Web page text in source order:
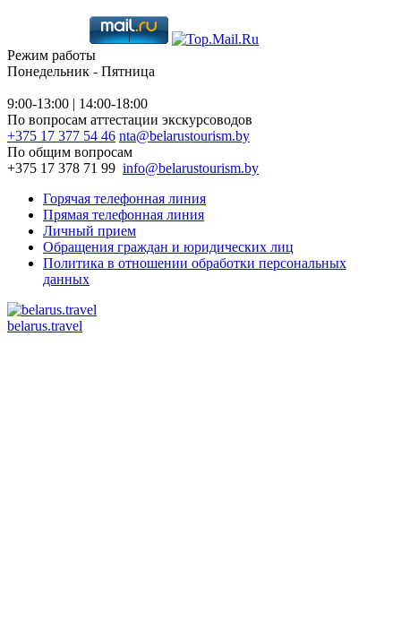
Режим работы
Понедельник - Пятница
9:00-13:00 | 14:00-18:00
По вопросам аттестации экскурсоводов
+375 17 377 54 46 nta@belarustourism.by
По общим вопросам
+375 17 378 71 99 info@belarustourism.by
Горячая телефонная линия
Прямая телефонная линия
Личный прием
Обращения граждан и юридических лиц
Политика в отношении обработки персональных
данных
belarus.travel